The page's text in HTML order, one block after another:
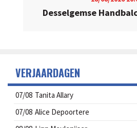
Desselgemse
VERJAARDAGEN
07/08 Tanita Allary
07/08 Alice Depoortere